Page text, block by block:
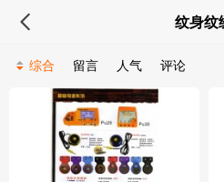
纹身纹
综合 留言 人气 评论